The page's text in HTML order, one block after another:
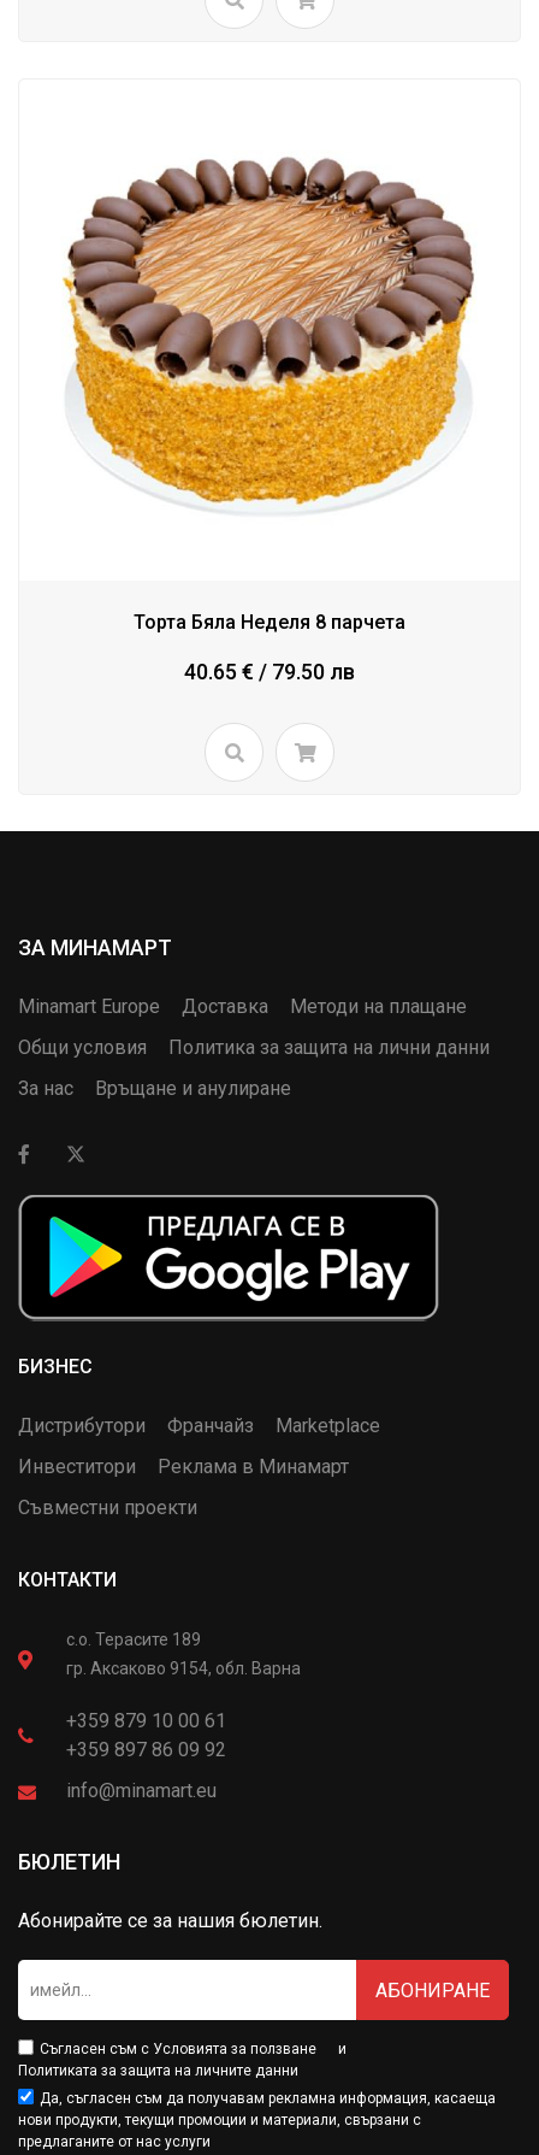
Торта Бяла Неделя 8 парчета
40.65 € / 79.50 лв
ЗА МИНАМАРТ
Minamart Europe Доставка
Методи на плащане
Общи условия
Политика за защита на лични данни
За нас
Връщане и анулиране
БИЗНЕС
Дистрибутори Франчайз
Marketplace
Инвеститори
Реклама в Минамарт
Съвместни проекти
КОНТАКТИ
с.о. Терасите 189
гр. Аксаково 9154, обл. Варна
+359 879 10 00 61
+359 897 86 09 92
info@minamart.eu
БЮЛЕТИН
Абонирайте се за нашия бюлетин.
АБОНИРАНЕ
Съгласен съм с Условията за ползване
и
Политиката за защита на личните данни
Да, съгласен съм да получавам рекламна информация, касаеща
нови продукти, текущи промоции и материали, свързани с
предлаганите от нас услуги